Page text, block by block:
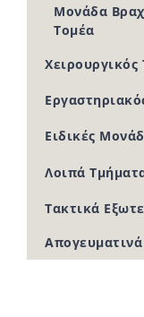
Μονάδα
Τομέα
Χειρουργικός
Ειδικές
Λοιπά
Τακτικά
Απογευματινά